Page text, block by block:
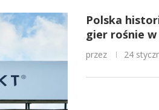
Polska
gier rośnie
przez 24